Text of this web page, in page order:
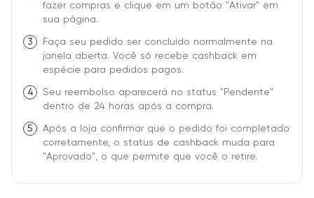
fazer compras e clique em um botão "Ativar" em
sua página.
3
Faça seu pedido ser concluído normalmente na
janela aberta. Você só recebe cashback em
espécie para pedidos pagos.
4
Seu reembolso aparecerá no status "Pendente"
dentro de 24 horas após a compra.
5
Após a loja confirmar que o pedido foi completado
corretamente, o status de cashback muda para
"Aprovado", o que permite que você o retire.